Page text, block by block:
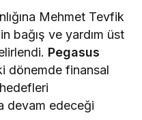
Mehmet Tevfik
bağış ve yardım üst
Pegasus
dönemde finansal
devam edeceği